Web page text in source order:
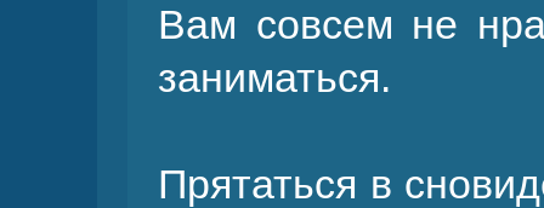
Вам совсем не
заниматься.
Прятаться в